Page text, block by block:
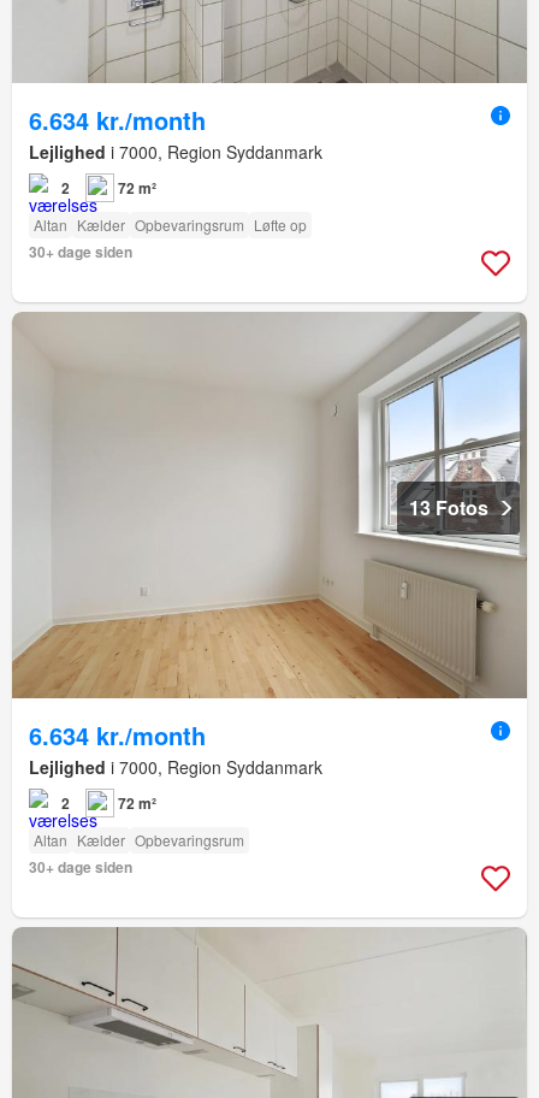
6.634 kr./month
Lejlighed i 7000, Region Syddanmark
2 72 m²
Altan Kælder Opbevaringsrum Løfte op
30+ dage siden
13 Fotos
6.634 kr./month
Lejlighed i 7000, Region Syddanmark
2 72 m²
Altan Kælder Opbevaringsrum
30+ dage siden